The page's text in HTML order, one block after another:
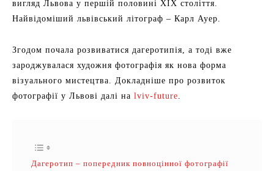
вигляд Львова у першій половині XIX століття.
Найвідоміший львівський літограф – Карл Ауер.
Згодом почала розвиватися дагеротипія, а тоді вже
зароджувалася художня фотографія як нова форма
візуального мистецтва. Докладніше про розвиток
фотографії у Львові далі на lviv-future.
Дагеротип – попередник повноцінної фотографії